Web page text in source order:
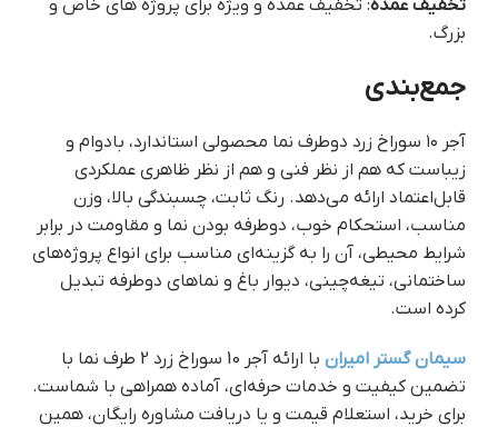
تخفیف عمده: تخفیف عمده و ویژه برای پروژه های خاص و
بزرگ.
جمع‌بندی
آجر ۱۰ سوراخ زرد دوطرف نما محصولی استاندارد، بادوام و
زیباست که هم از نظر فنی و هم از نظر ظاهری عملکردی
قابل‌اعتماد ارائه می‌دهد. رنگ ثابت، چسبندگی بالا، وزن
مناسب، استحکام خوب، دوطرفه بودن نما و مقاومت در برابر
شرایط محیطی، آن را به گزینه‌ای مناسب برای انواع پروژه‌های
ساختمانی، تیغه‌چینی، دیوار باغ و نماهای دوطرفه تبدیل
کرده است.
سیمان گستر امیران
با ارائه آجر 10 سوراخ زرد 2 طرف نما با
تضمین کیفیت و خدمات حرفه‌ای، آماده همراهی با شماست.
برای خرید، استعلام قیمت و یا دریافت مشاوره رایگان، همین